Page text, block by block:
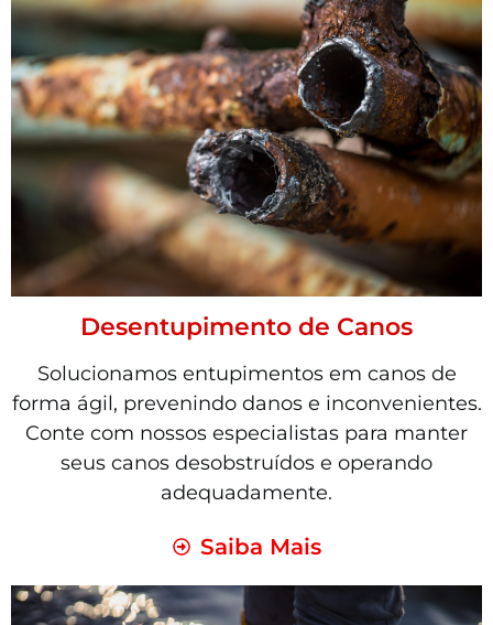
Desentupimento de Canos
Solucionamos entupimentos em canos de
forma ágil, prevenindo danos e inconvenientes.
Conte com nossos especialistas para manter
seus canos desobstruídos e operando
adequadamente.
Saiba Mais